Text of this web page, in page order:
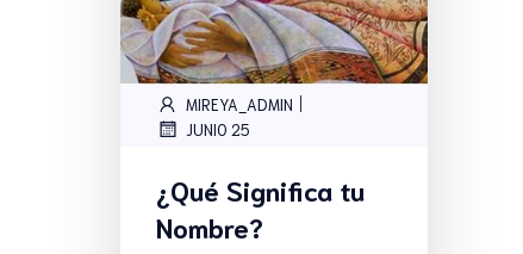
MIREYA_ADMIN
JUNIO 25
¿Qué Significa tu
Nombre?